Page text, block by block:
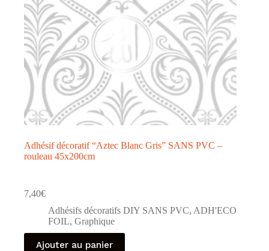
Adhésif décoratif “Aztec Blanc Gris” SANS PVC –
rouleau 45x200cm
7,40€
Adhésifs décoratifs DIY SANS PVC, ADH'ECO
FOIL, Graphique
Ajouter au panier